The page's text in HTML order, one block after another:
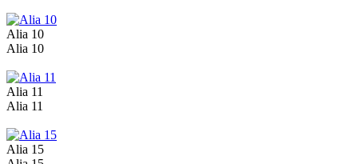
Alia 10
Alia 10
Alia 11
Alia 11
Alia 15